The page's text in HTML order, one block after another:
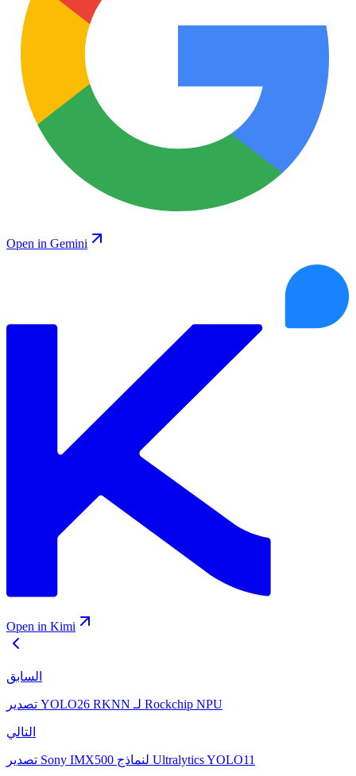
Open in Gemini
Open in Kimi
السابق
تصدير YOLO26 RKNN لـ Rockchip NPU
التالي
تصدير Sony IMX500 لنماذج Ultralytics YOLO11